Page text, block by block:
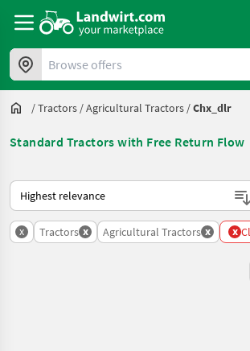
Browse offers
/Tractors /Agricultural Tractors /Chx_dlr
Standard Tractors with Free Return Flow
This is how sorting works on Landwirt.com
x Tractors x Agricultural Tractors x x